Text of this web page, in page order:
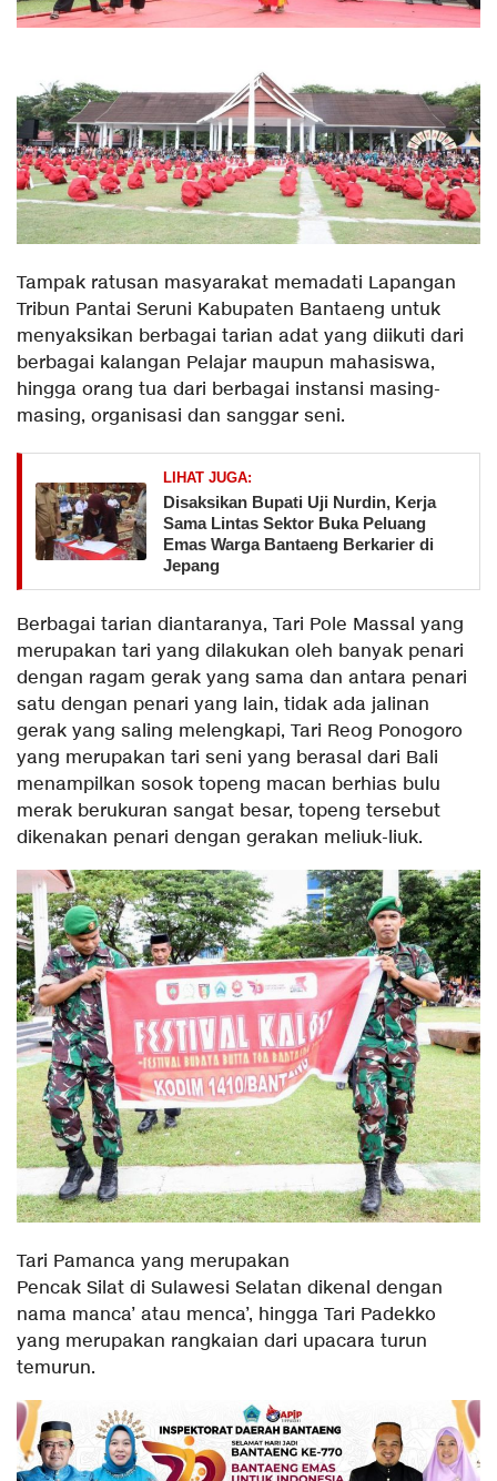
Tampak ratusan masyarakat memadati Lapangan
Tribun Pantai Seruni Kabupaten Bantaeng untuk
menyaksikan berbagai tarian adat yang diikuti dari
berbagai kalangan Pelajar maupun mahasiswa,
hingga orang tua dari berbagai instansi masing-
masing, organisasi dan sanggar seni.
LIHAT JUGA:
Disaksikan Bupati Uji Nurdin, Kerja
Sama Lintas Sektor Buka Peluang
Emas Warga Bantaeng Berkarier di
Jepang
Berbagai tarian diantaranya, Tari Pole Massal yang
merupakan tari yang dilakukan oleh banyak penari
dengan ragam gerak yang sama dan antara penari
satu dengan penari yang lain, tidak ada jalinan
gerak yang saling melengkapi, Tari Reog Ponogoro
yang merupakan tari seni yang berasal dari Bali
menampilkan sosok topeng macan berhias bulu
merak berukuran sangat besar, topeng tersebut
dikenakan penari dengan gerakan meliuk-liuk.
Tari Pamanca yang merupakan
Pencak Silat di Sulawesi Selatan dikenal dengan
nama manca’ atau menca’, hingga Tari Padekko
yang merupakan rangkaian dari upacara turun
temurun.